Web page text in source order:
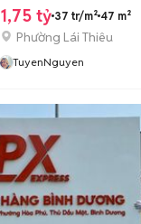
1,75 tỷ 37 tr/m² 47 m²
Phường Lái Thiêu
TuyenNguyen